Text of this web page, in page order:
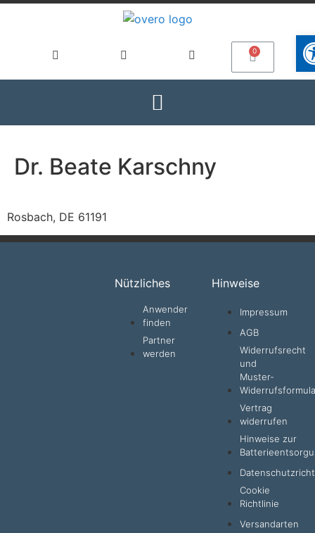
Dr. Beate Karschny
Rosbach, DE 61191
Nützliches
Anwender
finden
Partner
werden
Hinweise
Impressum
AGB
Widerrufsrecht
und
Muster-
Vertrag
widerrufen
Hinweise zur
Cookie
Richtlinie
Versandarten